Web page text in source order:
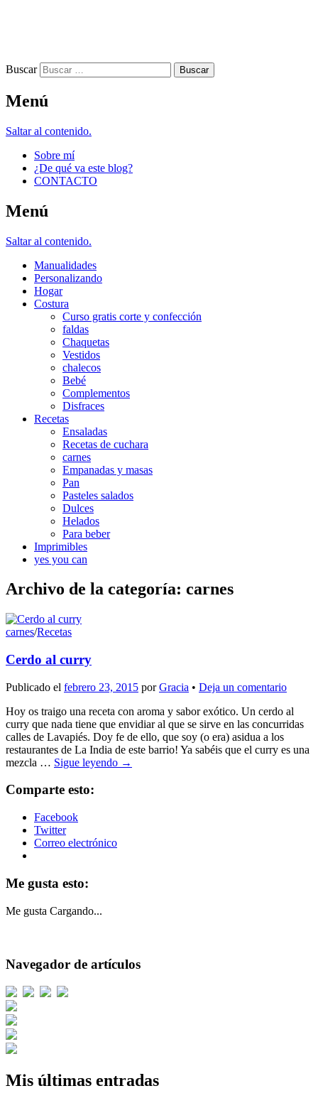
Buscar
Menú
Saltar al contenido.
Sobre mí
¿De qué va este blog?
CONTACTO
Menú
Saltar al contenido.
Manualidades
Personalizando
Hogar
Costura
Curso gratis corte y confección
faldas
Chaquetas
Vestidos
chalecos
Bebé
Complementos
Disfraces
Recetas
Ensaladas
Recetas de cuchara
carnes
Empanadas y masas
Pan
Pasteles salados
Dulces
Helados
Para beber
Imprimibles
yes you can
Archivo de la categoría: carnes
carnes/Recetas
Cerdo al curry
Publicado el febrero 23, 2015 porGracia • Deja un comentario
Hoy os traigo una receta con aroma y sabor exótico. Un cerdo al
curry que nada tiene que envidiar al que se sirve en las concurridas
calles de Lavapiés. Doy fe de ello, que soy (o era) asidua a los
restaurantes de La India de este barrio! Ya sabéis que el curry es una
mezcla … Sigue leyendo →
Comparte esto:
Facebook
Twitter
Correo electrónico
Me gusta esto:
Me gusta Cargando...
Navegador de artículos
Mis últimas entradas